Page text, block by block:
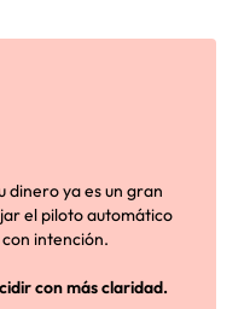
dinero ya es un gran
el piloto automático
intención.
con más claridad.